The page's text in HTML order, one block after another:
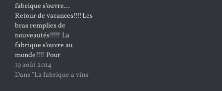
ciselés et des rouges
fruités…
fabrique s’ouvre…
Retour de vacances!!!!Les
bras remplies de
nouveautés!!!!! La
fabrique s'ouvre au
monde!!!! Pour
commencer,ITALIA ..........
Azienda agricola
19 août 2014
Dans "La fabrique a vins"